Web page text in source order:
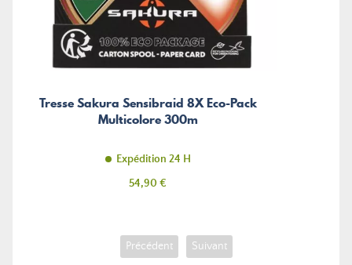
Tresse Sakura Sensibraid 8X Eco-Pack
Multicolore 300m
Expédition 24 H
Prix
54,90 €
Précédent Suivant